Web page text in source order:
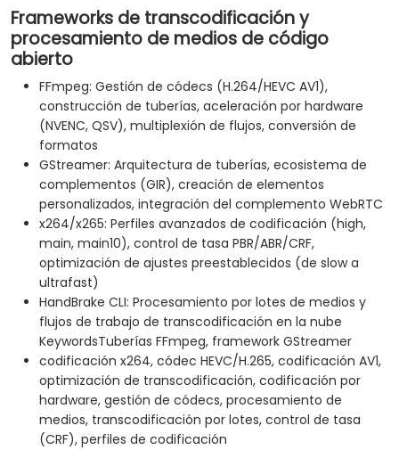
Frameworks de transcodificación y
procesamiento de medios de código
abierto
FFmpeg: Gestión de códecs (H.264/HEVC AV1),
construcción de tuberías, aceleración por hardware
(NVENC, QSV), multiplexión de flujos, conversión de
formatos
GStreamer: Arquitectura de tuberías, ecosistema de
complementos (GIR), creación de elementos
personalizados, integración del complemento WebRTC
x264/x265: Perfiles avanzados de codificación (high,
main, main10), control de tasa PBR/ABR/CRF,
optimización de ajustes preestablecidos (de slow a
ultrafast)
HandBrake CLI: Procesamiento por lotes de medios y
flujos de trabajo de transcodificación en la nube
KeywordsTuberías FFmpeg, framework GStreamer
codificación x264, códec HEVC/H.265, codificación AV1,
optimización de transcodificación, codificación por
hardware, gestión de códecs, procesamiento de
medios, transcodificación por lotes, control de tasa
(CRF), perfiles de codificación